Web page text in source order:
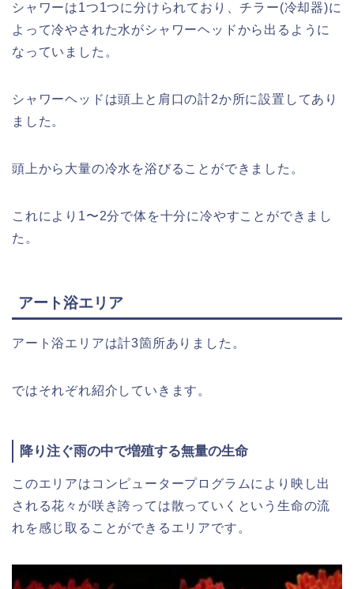
シャワーは1つ1つに分けられており、チラー(冷却器)に
よって冷やされた水がシャワーヘッドから出るように
なっていました。
シャワーヘッドは頭上と肩口の計2か所に設置してあり
ました。
頭上から大量の冷水を浴びることができました。
これにより1〜2分で体を十分に冷やすことができまし
た。
アート浴エリア
アート浴エリアは計3箇所ありました。
ではそれぞれ紹介していきます。
降り注ぐ雨の中で増殖する無量の生命
このエリアはコンピュータープログラムにより映し出
される花々が咲き誇っては散っていくという生命の流
れを感じ取ることができるエリアです。